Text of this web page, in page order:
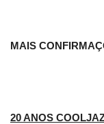
MAIS
20 ANOS